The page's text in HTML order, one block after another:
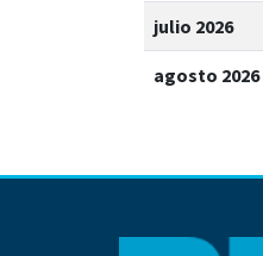
julio 2026
agosto 2026